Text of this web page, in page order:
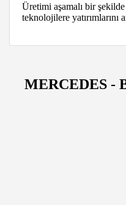
Üretimi aşamalı bir
teknolojilere yatırımlarını
MERCEDES -